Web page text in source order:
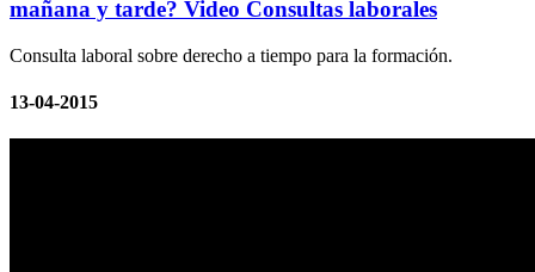
mañana y tarde? Video Consultas laborales
Consulta laboral sobre derecho a tiempo para la formación.
13-04-2015